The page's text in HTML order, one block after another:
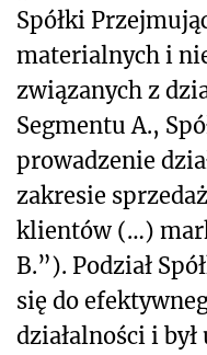
Spółki
materialnych i
związanych z
Segmentu A.,
prowadzenie
zakresie
klientów (…)
B.”). Podział
się do
działalności i